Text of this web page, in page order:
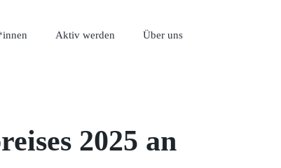
Aktiv werden Über uns
2025 an